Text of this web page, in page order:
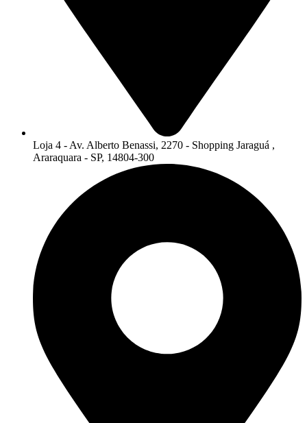
Loja 4 - Av. Alberto Benassi, 2270 - Shopping Jaraguá ,
Araraquara - SP, 14804-300